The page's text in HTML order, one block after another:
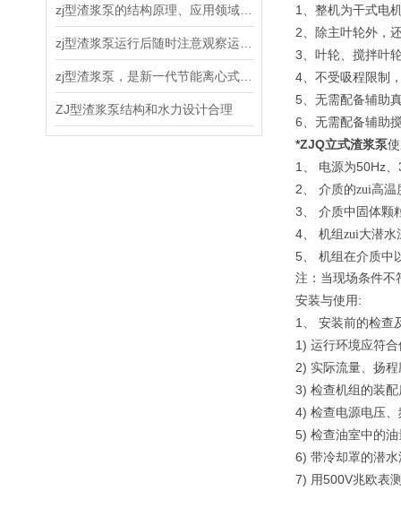
ZJ型渣浆泵结构和水力设计合理
1 、整机为干式电
2、除主叶轮外，
3、叶轮、搅拌叶
4、不受吸程限制
5、无需配备辅助
6、无需配备辅助
*ZJQ立式渣浆泵
1 、 电源为50Hz、
2、 介质的zui高温
3、 介质中固体颗
4、 机组zui大潜水
5、
机组在介质中
注：当现场条件不
安装与使用 :
1 、 安装前的检查
1) 运行环境应符
2) 实际流量、扬
3) 检查机组的装
4) 检查电源电压
5) 检查油室中的
6) 带冷却罩的潜
7) 用500V兆欧表